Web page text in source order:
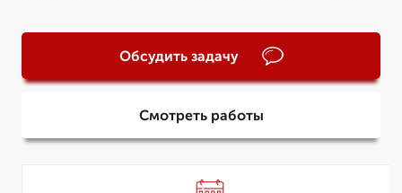
Обсудить задачу
Смотреть работы